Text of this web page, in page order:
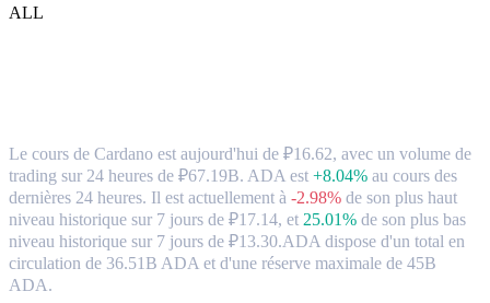
ALL
Le cours de Cardano est aujourd'hui de ₽16.62, avec un volume de
trading sur 24 heures de ₽67.19B. ADA est +8.04% au cours des
dernières 24 heures. Il est actuellement à -2.98% de son plus haut
niveau historique sur 7 jours de ₽17.14, et 25.01% de son plus bas
niveau historique sur 7 jours de ₽13.30.ADA dispose d'un total en
circulation de 36.51B ADA et d'une réserve maximale de 45B
ADA.